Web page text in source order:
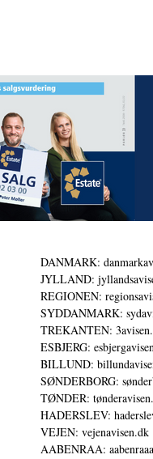
DANMARK:
JYLLAND:
REGIONEN:
SYDDANMARK:
TREKANTEN:
ESBJERG:
BILLUND:
SØNDERBORG:
TØNDER:
HADERSLEV:
VEJEN: vejenavisen.dk
AABENRAA: